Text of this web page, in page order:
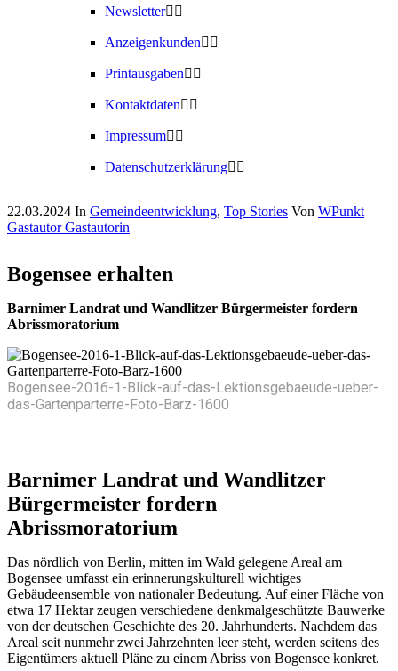
Newsletter
Anzeigenkunden
Printausgaben
Kontaktdaten
Impressum
Datenschutzerklärung
22.03.2024 In Gemeindeentwicklung, Top Stories Von WPunkt
Gastautor Gastautorin
Bogensee erhalten
Barnimer Landrat und Wandlitzer Bürgermeister fordern
Abrissmoratorium
Bogensee-2016-1-Blick-auf-das-Lektionsgebaeude-ueber-
das-Gartenparterre-Foto-Barz-1600
Barnimer Landrat und Wandlitzer
Bürgermeister fordern
Abrissmoratorium
Das nördlich von Berlin, mitten im Wald gelegene Areal am
Bogensee umfasst ein erinnerungskulturell wichtiges
Gebäudeensemble von nationaler Bedeutung. Auf einer Fläche von
etwa 17 Hektar zeugen verschiedene denkmalgeschützte Bauwerke
von der deutschen Geschichte des 20. Jahrhunderts. Nachdem das
Areal seit nunmehr zwei Jahrzehnten leer steht, werden seitens des
Eigentümers aktuell Pläne zu einem Abriss von Bogensee konkret.